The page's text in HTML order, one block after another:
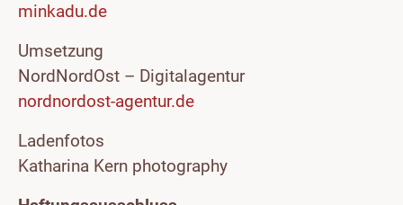
minkadu.de
Umsetzung
NordNordOst – Digitalagentur
nordnordost-agentur.de
Ladenfotos
Katharina Kern photography